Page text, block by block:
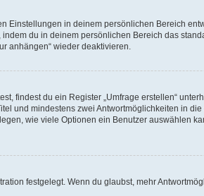
Einstellungen in deinem persönlichen Bereich
du in deinem persönlichen Bereich das
anhängen“ wieder deaktivieren.
findest du ein Register „Umfrage erstellen“
und mindestens zwei Antwortmöglichkeiten in
wie viele Optionen ein Benutzer auswählen
festgelegt. Wenn du glaubst, mehr